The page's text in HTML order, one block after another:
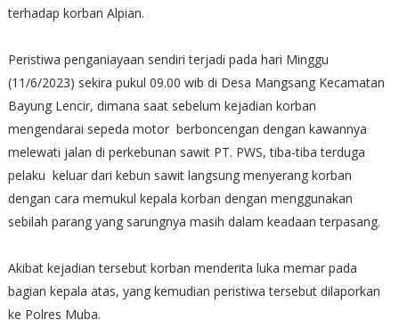
terhadap korban Alpian.
Peristiwa penganiayaan sendiri terjadi pada hari Minggu
(11/6/2023) sekira pukul 09.00 wib di Desa Mangsang Kecamatan
Bayung Lencir, dimana saat sebelum kejadian korban
mengendarai sepeda motor berboncengan dengan kawannya
melewati jalan di perkebunan sawit PT. PWS, tiba-tiba terduga
pelaku keluar dari kebun sawit langsung menyerang korban
dengan cara memukul kepala korban dengan menggunakan
sebilah parang yang sarungnya masih dalam keadaan terpasang.
Akibat kejadian tersebut korban menderita luka memar pada
bagian kepala atas, yang kemudian peristiwa tersebut dilaporkan
ke Polres Muba.